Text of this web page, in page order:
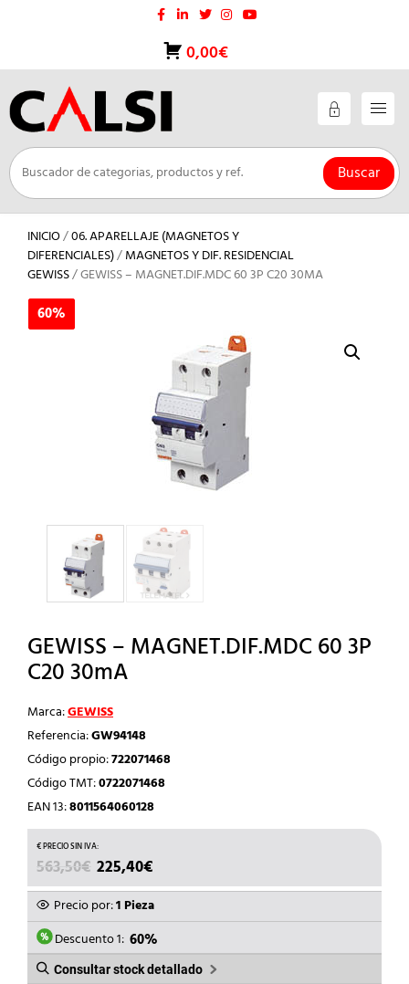
0,00€
Buscar
INICIO/06. APARELLAJE (MAGNETOS Y
DIFERENCIALES)/MAGNETOS Y DIF. RESIDENCIAL
GEWISS/ GEWISS – MAGNET.DIF.MDC 60 3P C20 30MA
60%
GEWISS – MAGNET.DIF.MDC 60 3P
C20 30mA
Marca:GEWISS
Referencia:GW94148
Código propio:722071468
Código TMT:0722071468
EAN 13:8011564060128
563,50€ EL
PRECIO
ORIGINAL
ERA:
563,50€.
225,40€
PRECIO
ACTUAL
ES:
225,40€.
Precio por:1 Pieza
Descuento 1: 60%
Consultar stock detallado
60%